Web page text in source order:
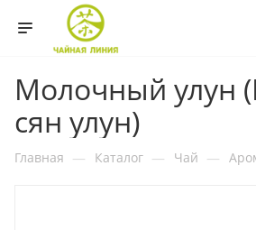
Молочный улун
сян улун)
Главная — Каталог — Чай —